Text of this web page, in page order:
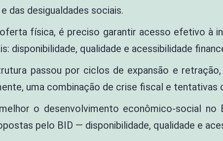
das desigualdades sociais.
física, é preciso garantir acesso efetivo à
disponibilidade, qualidade e acessibilidade
passou por ciclos de expansão e
uma combinação de crise fiscal e
o desenvolvimento econômico-social no
pelo BID — disponibilidade, qualidade e